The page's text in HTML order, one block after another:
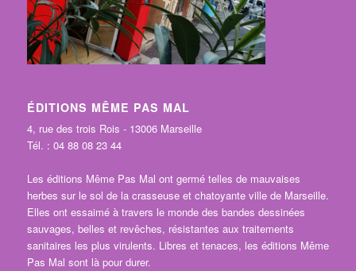
ÉDITIONS MÊME PAS MAL
4, rue des trois Rois - 13006 Marseille
Tél. : 04 88 08 23 44
Les éditions Même Pas Mal ont germé telles de mauvaises
herbes sur le sol de la crasseuse et chatoyante ville de Marseille.
Elles ont essaimé à travers le monde des bandes dessinées
sauvages, belles et revêches, résistantes aux traitements
sanitaires les plus virulents. Libres et tenaces, les éditions Même
Pas Mal sont là pour durer.